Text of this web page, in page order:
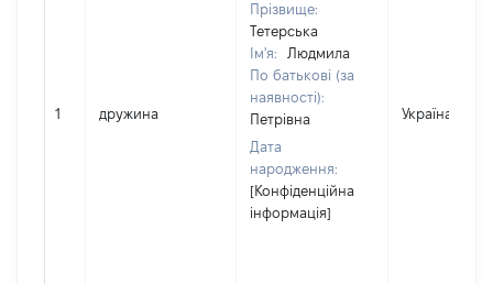
1 дружина
Прізвище:
Тетерська
Ім'я:
Людмила
По батькові (за
наявності):
Петрівна
Дата
народження:
[Конфіденційна
інформація]
Україна